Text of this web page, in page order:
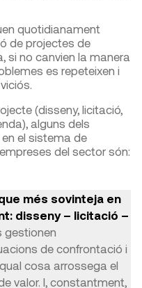
quotidianament
de projectes de
si no canvien la manera
es repeteixen i
(disseny, licitació,
alguns dels
el sistema de
del sector són:
més sovinteja en
disseny – licitació –
gestionen
de confrontació i
cosa arrossega el
valor. I, constantment,